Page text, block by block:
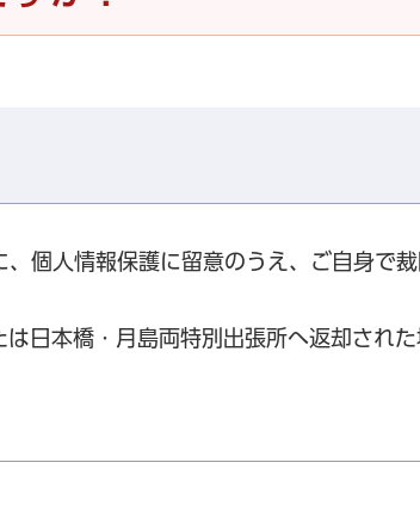
個人情報保護に留意のうえ、ご自身で裁
日本橋・月島両特別出張所へ返却され